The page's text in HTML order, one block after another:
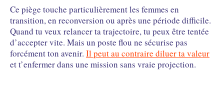
Ce piège touche particulièrement les femmes en
transition, en reconversion ou après une période difficile.
Quand tu veux relancer ta trajectoire, tu peux être tentée
d’accepter vite. Mais un poste flou ne sécurise pas
forcément ton avenir. Il peut au contraire diluer ta valeur
et t’enfermer dans une mission sans vraie projection.